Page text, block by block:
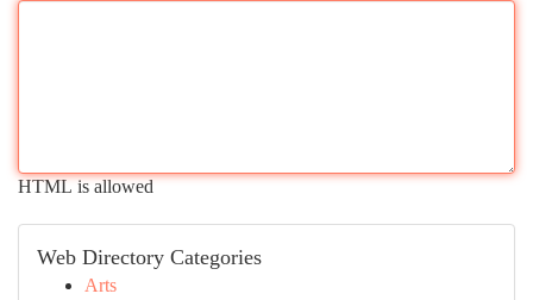
HTML is allowed
Web Directory Categories
Arts